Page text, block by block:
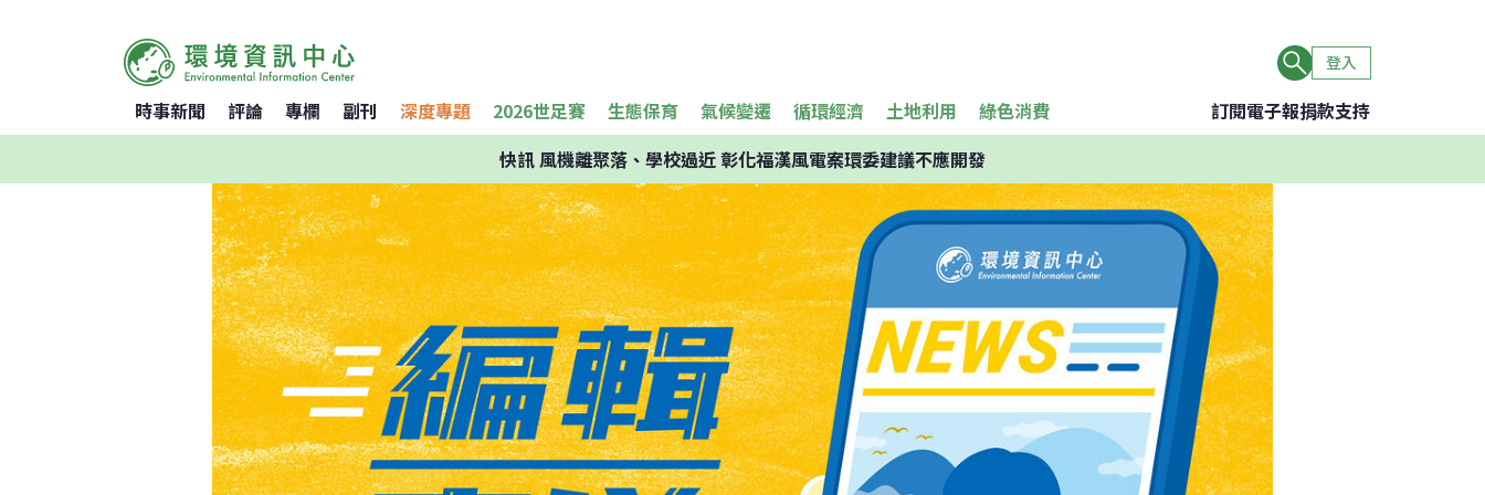
登入
時事新聞 評論 專欄 副刊 深度專題 2026世足賽 生態保育 氣候變遷 循環經濟 土地利用 綠色消費 訂閱電子報捐款支持
快訊風機離聚落、學校過近 彰化福漢風電案環委建議不應開發